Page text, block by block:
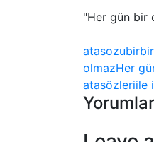
"Her gün bir
atasozubir
olmazHer
atasözleriile
Yorumlar